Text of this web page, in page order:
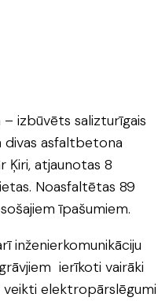
izbūvēts salizturīgais
divas asfaltbetona
Ķiri, atjaunotas 8
Noasfaltētas 89
īpašumiem.
inženierkomunikāciju
ierīkoti vairāki
elektropārslēgumi